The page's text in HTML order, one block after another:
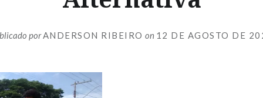
porANDERSON RIBEIRO on 12 DE AGOSTO DE